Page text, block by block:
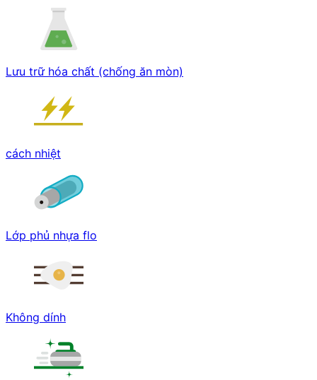
Lưu trữ hóa chất (chống ăn mòn)
cách nhiệt
Lớp phủ nhựa flo
Không dính